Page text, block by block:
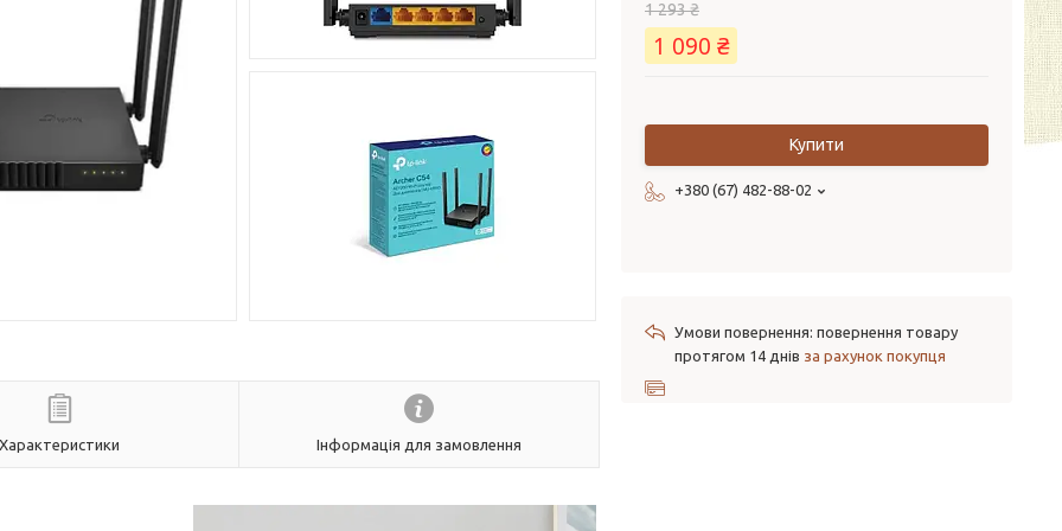
Характеристики Інформація для замовлення
1 293 ₴
1 090 ₴
Купити
+380 (67) 482-88-02
повернення товару
протягом 14 днів за рахунок покупця